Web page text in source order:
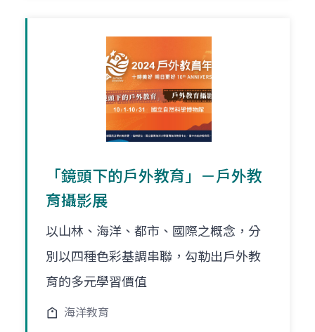
「鏡頭下的戶外教育」－戶外教
育攝影展
以山林、海洋、都市、國際之概念，分
別以四種色彩基調串聯，勾勒出戶外教
育的多元學習價值
海洋教育